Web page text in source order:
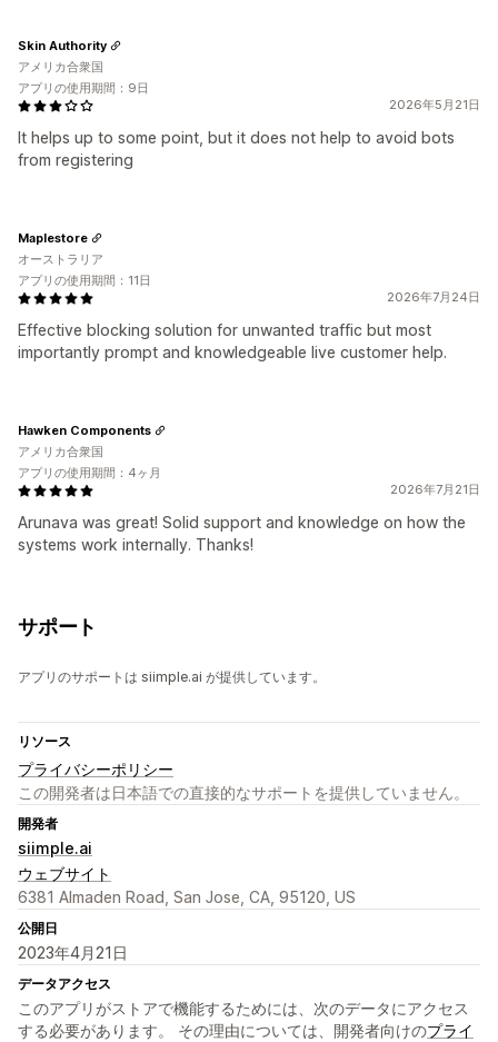
2026年5月21日
It helps up to some point, but it does not help to avoid bots
from registering
Skin Authority
アメリカ合衆国
アプリの使用期間：9日
2026年7月24日
Effective blocking solution for unwanted traffic but most
importantly prompt and knowledgeable live customer help.
Maplestore
オーストラリア
アプリの使用期間：11日
2026年7月21日
Arunava was great! Solid support and knowledge on how the
systems work internally. Thanks!
Hawken Components
アメリカ合衆国
アプリの使用期間：4ヶ月
サポート
アプリのサポートは siimple.ai が提供しています。
リソース
プライバシーポリシー
この開発者は日本語での直接的なサポートを提供していません。
開発者
siimple.ai
ウェブサイト
6381 Almaden Road, San Jose, CA, 95120, US
公開日
2023年4月21日
データアクセス
このアプリがストアで機能するためには、次のデータにアクセス
する必要があります。 その理由については、開発者向けのプライ